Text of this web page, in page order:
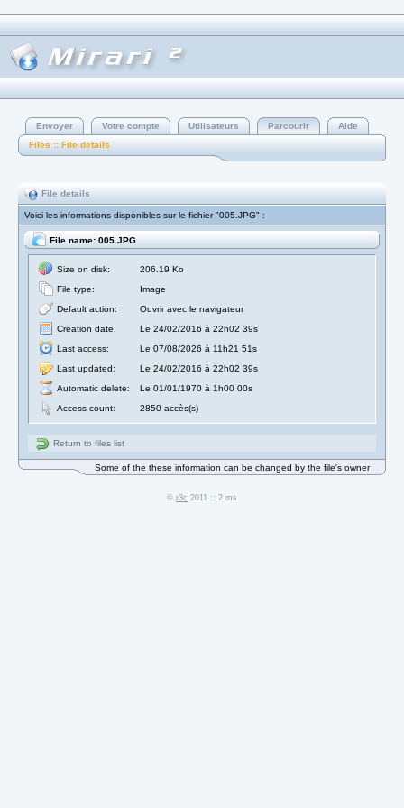
Envoyer Votre compte Utilisateurs Parcourir
Aide
Files :: File details
File details
Voici les informations disponibles sur le fichier "005.JPG" :
File name: 005.JPG
Size on disk:
206.19 Ko
File type:
Image
Default action:
Ouvrir avec le navigateur
Creation date:
Le 24/02/2016 à 22h02 39s
Last access:
Le 07/08/2026 à 11h21 51s
Last updated:
Le 24/02/2016 à 22h02 39s
Automatic delete:
Le 01/01/1970 à 1h00 00s
Access count:
2850 accès(s)
Return to files list
Some of the these information can be changed by the file's owner
© r3c 2011 :: 2 ms